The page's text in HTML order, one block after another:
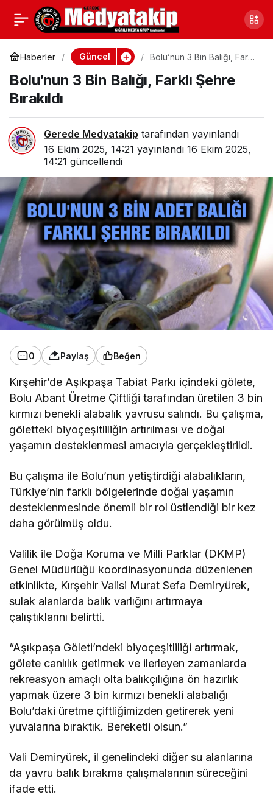
Haberler Güncel
Bolu’nun 3 Bin Balığı, Farklı
Bolu’nun 3 Bin Balığı, Farklı Şehre
Bırakıldı
Gerede Medyatakip tarafından yayınlandı
16 Ekim 2025, 14:21 yayınlandı 16 Ekim 2025,
14:21 güncellendi
0 Paylaş Beğen
Kırşehir’de Aşıkpaşa Tabiat Parkı içindeki gölete,
Bolu Abant Üretme Çiftliği tarafından üretilen 3 bin
kırmızı benekli alabalık yavrusu salındı. Bu çalışma,
göletteki biyoçeşitliliğin artırılması ve doğal
yaşamın desteklenmesi amacıyla gerçekleştirildi.
Bu çalışma ile Bolu’nun yetiştirdiği alabalıkların,
Türkiye’nin farklı bölgelerinde doğal yaşamın
desteklenmesinde önemli bir rol üstlendiği bir kez
daha görülmüş oldu.
Valilik ile Doğa Koruma ve Milli Parklar (DKMP)
Genel Müdürlüğü koordinasyonunda düzenlenen
etkinlikte, Kırşehir Valisi Murat Sefa Demiryürek,
sulak alanlarda balık varlığını artırmaya
çalıştıklarını belirtti.
“Aşıkpaşa Göleti’ndeki biyoçeşitliliği artırmak,
gölete canlılık getirmek ve ilerleyen zamanlarda
rekreasyon amaçlı olta balıkçılığına ön hazırlık
yapmak üzere 3 bin kırmızı benekli alabalığı
Bolu’daki üretme çiftliğimizden getirerek yeni
yuvalarına bıraktık. Bereketli olsun.”
Vali Demiryürek, il genelindeki diğer su alanlarına
da yavru balık bırakma çalışmalarının süreceğini
ifade etti.
Bolu’da Alkışlar
Jandarmaya;
Kameralara Yansıdı
Paylaş